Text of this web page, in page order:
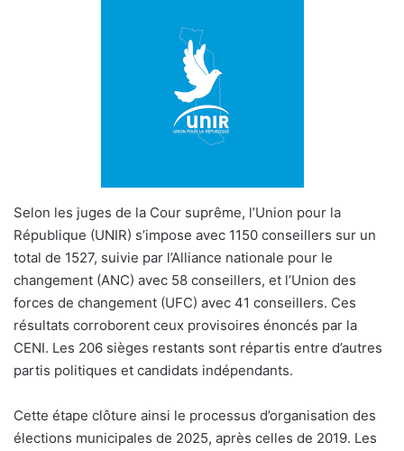
Selon les juges de la Cour suprême, l’Union pour la
République (UNIR) s’impose avec 1150 conseillers sur un
total de 1527, suivie par l’Alliance nationale pour le
changement (ANC) avec 58 conseillers, et l’Union des
forces de changement (UFC) avec 41 conseillers. Ces
résultats corroborent ceux provisoires énoncés par la
CENI. Les 206 sièges restants sont répartis entre d’autres
partis politiques et candidats indépendants.
Cette étape clôture ainsi le processus d’organisation des
élections municipales de 2025, après celles de 2019. Les